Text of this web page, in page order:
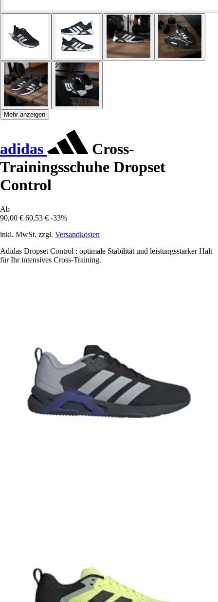
Mehr anzeigen
adidas
Cross-
Trainingsschuhe Dropset
Control
Ab
90,00 € 60,53 € -33%
inkl. MwSt. zzgl. Versandkosten
Adidas Dropset Control : optimale Stabilität und leistungsstarker Halt
für Ihr intensives Cross-Training.